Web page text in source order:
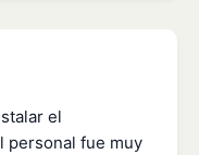
el
personal fue muy